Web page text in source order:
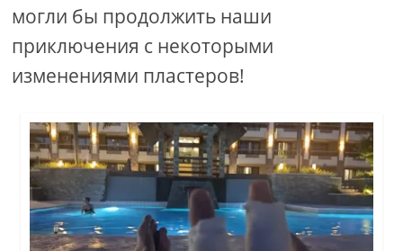
могли бы продолжить наши
приключения с некоторыми
изменениями пластеров!